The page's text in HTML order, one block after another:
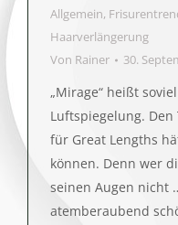
Allgemein,
Haarverlängerung
Von Rainer 30.
„Mirage“ heißt
Luftspiegelung.
für Great Lengths
können. Denn wer
seinen Augen nicht
atemberaubend